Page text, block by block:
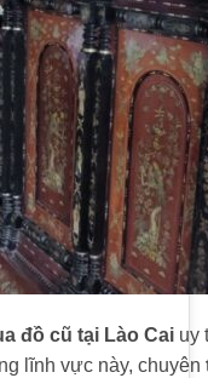
đồ cũ tại Lào Cai uy
lĩnh vực này, chuyên